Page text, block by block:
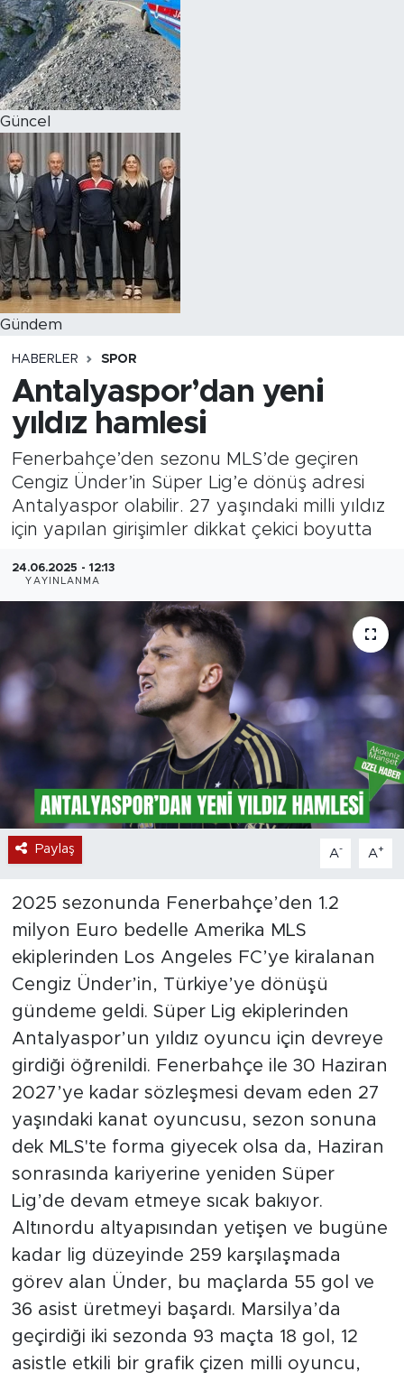
Güncel
Gündem
HABERLER SPOR
Antalyaspor’dan yeni
yıldız hamlesi
Fenerbahçe’den sezonu MLS’de geçiren
Cengiz Ünder’in Süper Lig’e dönüş adresi
Antalyaspor olabilir. 27 yaşındaki milli yıldız
için yapılan girişimler dikkat çekici boyutta
24.06.2025 - 12:13
YAYINLANMA
Paylaş A- A+
2025 sezonunda Fenerbahçe’den 1.2
milyon Euro bedelle Amerika MLS
ekiplerinden Los Angeles FC’ye kiralanan
Cengiz Ünder’in, Türkiye’ye dönüşü
gündeme geldi. Süper Lig ekiplerinden
Antalyaspor’un yıldız oyuncu için devreye
girdiği öğrenildi. Fenerbahçe ile 30 Haziran
2027’ye kadar sözleşmesi devam eden 27
yaşındaki kanat oyuncusu, sezon sonuna
dek MLS'te forma giyecek olsa da, Haziran
sonrasında kariyerine yeniden Süper
Lig’de devam etmeye sıcak bakıyor.
Altınordu altyapısından yetişen ve bugüne
kadar lig düzeyinde 259 karşılaşmada
görev alan Ünder, bu maçlarda 55 gol ve
36 asist üretmeyi başardı. Marsilya’da
geçirdiği iki sezonda 93 maçta 18 gol, 12
asistle etkili bir grafik çizen milli oyuncu,
Magazin
Özel Haber
Politika
Resmi İlanlar
Sağlık
Spor
Turizm